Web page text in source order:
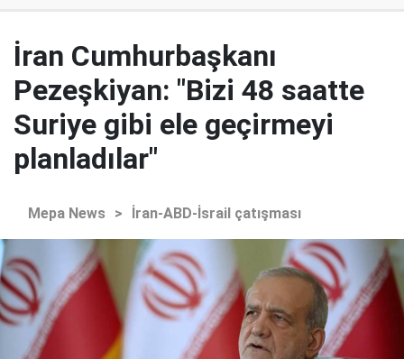
İran Cumhurbaşkanı
Pezeşkiyan: "Bizi 48 saatte
Suriye gibi ele geçirmeyi
planladılar"
Mepa News > İran-ABD-İsrail çatışması